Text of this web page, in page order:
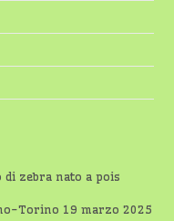
di zebra nato a pois
Torino 19 marzo 2025